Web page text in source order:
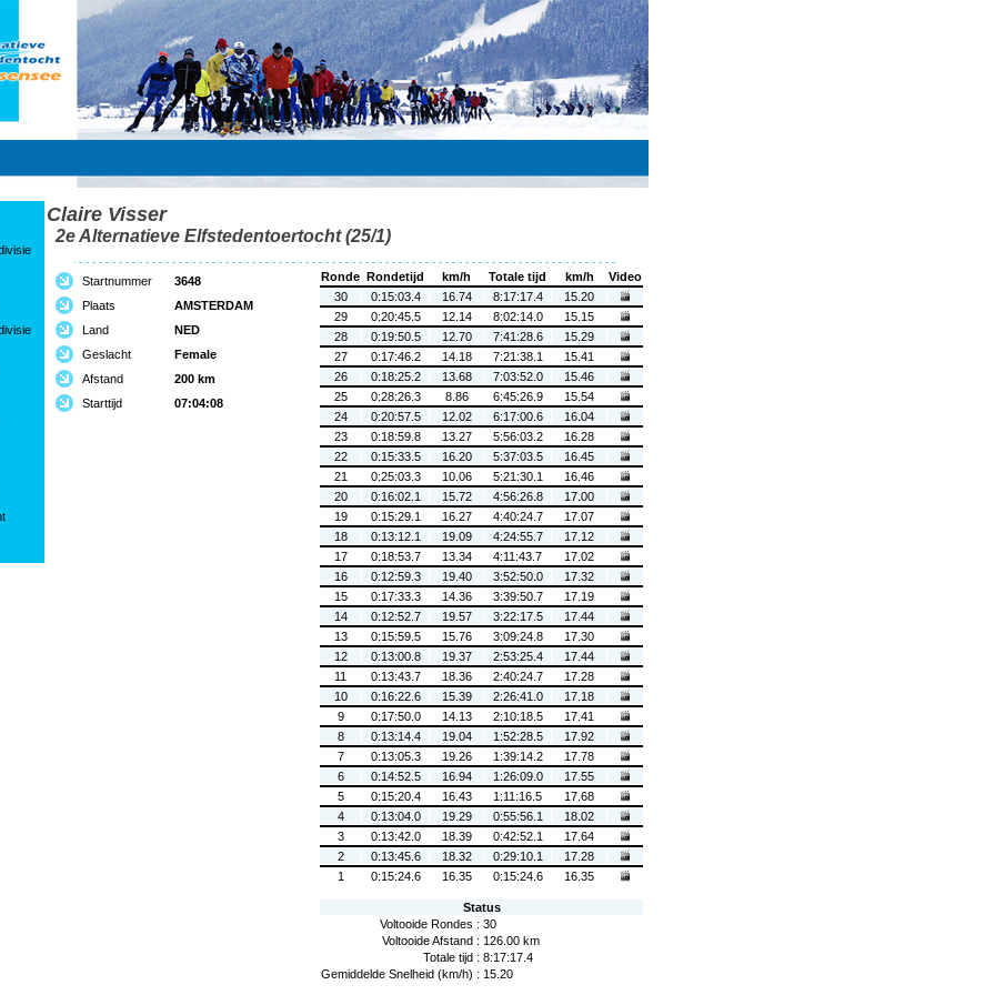
Claire Visser
2e Alternatieve Elfstedentoertocht (25/1)
Startnummer
3648
Plaats
AMSTERDAM
Land
NED
Geslacht
Female
Afstand
200 km
Starttijd
07:04:08
Ronde Rondetijd km/h Totale tijd km/h
Video
30
0:15:03.4 16.74 8:17:17.4
15.20
29
0:20:45.5 12.14 8:02:14.0
15.15
28
0:19:50.5 12.70 7:41:28.6
15.29
27
0:17:46.2 14.18 7:21:38.1
15.41
26
0:18:25.2 13.68 7:03:52.0
15.46
25
0:28:26.3 8.86 6:45:26.9
15.54
24
0:20:57.5 12.02 6:17:00.6
16.04
23
0:18:59.8 13.27 5:56:03.2
16.28
22
0:15:33.5 16.20 5:37:03.5
16.45
21
0:25:03.3 10.06 5:21:30.1
16.46
20
0:16:02.1 15.72 4:56:26.8
17.00
19
0:15:29.1 16.27 4:40:24.7
17.07
18
0:13:12.1 19.09 4:24:55.7
17.12
17
0:18:53.7 13.34 4:11:43.7
17.02
16
0:12:59.3 19.40 3:52:50.0
17.32
15
0:17:33.3 14.36 3:39:50.7
17.19
14
0:12:52.7 19.57 3:22:17.5
17.44
13
0:15:59.5 15.76 3:09:24.8
17.30
12
0:13:00.8 19.37 2:53:25.4
17.44
11
0:13:43.7 18.36 2:40:24.7
17.28
10
0:16:22.6 15.39 2:26:41.0
17.18
9
0:17:50.0 14.13 2:10:18.5
17.41
8
0:13:14.4 19.04 1:52:28.5
17.92
7
0:13:05.3 19.26 1:39:14.2
17.78
6
0:14:52.5 16.94 1:26:09.0
17.55
5
0:15:20.4 16.43 1:11:16.5
17.68
4
0:13:04.0 19.29 0:55:56.1
18.02
3
0:13:42.0 18.39 0:42:52.1
17.64
2
0:13:45.6 18.32 0:29:10.1
17.28
1
0:15:24.6 16.35 0:15:24.6 16.35
Status
Voltooide Rondes : 30
Voltooide Afstand : 126.00 km
Totale tijd : 8:17:17.4
Gemiddelde Snelheid (km/h) : 15.20